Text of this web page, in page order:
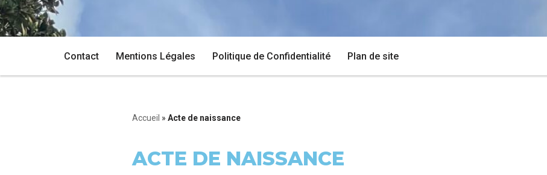
Contact Mentions Légales Politique de Confidentialité Plan de site
Accueil » Acte de naissance
ACTE DE NAISSANCE